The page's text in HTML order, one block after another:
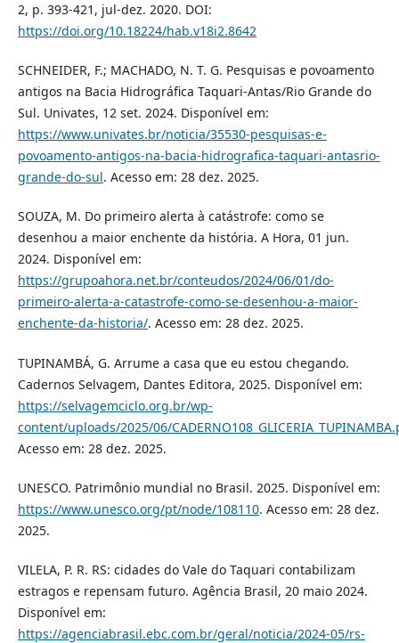
2, p. 393-421, jul-dez. 2020. DOI:
https://doi.org/10.18224/hab.v18i2.8642
SCHNEIDER, F.; MACHADO, N. T. G. Pesquisas e povoamento
antigos na Bacia Hidrográfica Taquari-Antas/Rio Grande do
Sul. Univates, 12 set. 2024. Disponível em:
https://www.univates.br/noticia/35530-pesquisas-e-
povoamento-antigos-na-bacia-hidrografica-taquari-antasrio-
grande-do-sul. Acesso em: 28 dez. 2025.
SOUZA, M. Do primeiro alerta à catástrofe: como se
desenhou a maior enchente da história. A Hora, 01 jun.
2024. Disponível em:
https://grupoahora.net.br/conteudos/2024/06/01/do-
primeiro-alerta-a-catastrofe-como-se-desenhou-a-maior-
enchente-da-historia/. Acesso em: 28 dez. 2025.
TUPINAMBÁ, G. Arrume a casa que eu estou chegando.
Cadernos Selvagem, Dantes Editora, 2025. Disponível em:
https://selvagemciclo.org.br/wp-
content/uploads/2025/06/
Acesso em: 28 dez. 2025.
UNESCO. Patrimônio mundial no Brasil. 2025. Disponível em:
https://www.unesco.org/pt/node/108110. Acesso em: 28 dez.
2025.
VILELA, P. R. RS: cidades do Vale do Taquari contabilizam
estragos e repensam futuro. Agência Brasil, 20 maio 2024.
Disponível em:
https://agenciabrasil.ebc.com.br/geral/noticia/2024-05/rs-